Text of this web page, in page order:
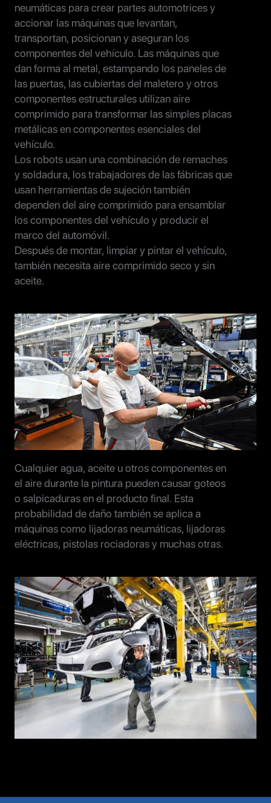
neumáticas para crear partes automotrices y
accionar las máquinas que levantan,
transportan, posicionan y aseguran los
componentes del vehículo. Las máquinas que
dan forma al metal, estampando los paneles de
las puertas, las cubiertas del maletero y otros
componentes estructurales utilizan aire
comprimido para transformar las simples placas
metálicas en componentes esenciales del
vehículo.
Los robots usan una combinación de remaches
y soldadura, los trabajadores de las fábricas que
usan herramientas de sujeción también
dependen del aire comprimido para ensamblar
los componentes del vehículo y producir el
marco del automóvil.
Después de montar, limpiar y pintar el vehículo,
también necesita aire comprimido seco y sin
aceite.
Cualquier agua, aceite u otros componentes en
el aire durante la pintura pueden causar goteos
o salpicaduras en el producto final. Esta
probabilidad de daño también se aplica a
máquinas como lijadoras neumáticas, lijadoras
eléctricas, pistolas rociadoras y muchas otras.